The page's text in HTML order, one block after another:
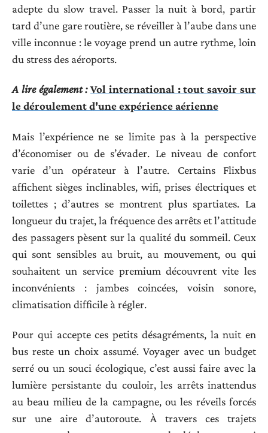
adepte du slow travel. Passer la nuit à bord, partir
tard d’une gare routière, se réveiller à l’aube dans une
ville inconnue : le voyage prend un autre rythme, loin
du stress des aéroports.
A lire également : Vol international : tout savoir sur
le déroulement d'une expérience aérienne
Mais l’expérience ne se limite pas à la perspective
d’économiser ou de s’évader. Le niveau de confort
varie d’un opérateur à l’autre. Certains Flixbus
affichent sièges inclinables, wifi, prises électriques et
toilettes ; d’autres se montrent plus spartiates. La
longueur du trajet, la fréquence des arrêts et l’attitude
des passagers pèsent sur la qualité du sommeil. Ceux
qui sont sensibles au bruit, au mouvement, ou qui
souhaitent un service premium découvrent vite les
inconvénients : jambes coincées, voisin sonore,
climatisation difficile à régler.
Pour qui accepte ces petits désagréments, la nuit en
bus reste un choix assumé. Voyager avec un budget
serré ou un souci écologique, c’est aussi faire avec la
lumière persistante du couloir, les arrêts inattendus
au beau milieu de la campagne, ou les réveils forcés
sur une aire d’autoroute. À travers ces trajets